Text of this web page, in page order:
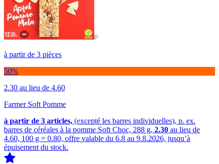
à partir de 3 pièces
50%
2.30 au lieu de 4.60
Farmer Soft Pomme
à partir de 3 articles, (excepté les barres individuelles), p. ex.
barres de céréales à la pomme Soft Choc, 288 g, 2.30 au lieu de
4.60, 100 g = 0.80, offre valable du 6.8 au 9.8.2026, jusqu’à
épuisement du stock.